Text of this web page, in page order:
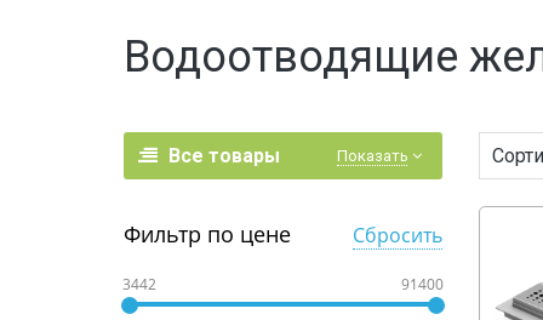
Водоотводящие
Все товары Показать
Фильтр по цене Сбросить
3442 91400